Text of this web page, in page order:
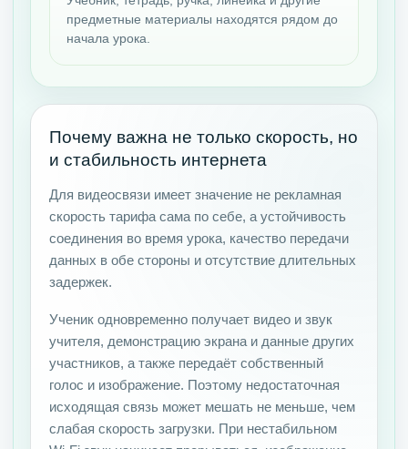
предметные материалы находятся рядом до
начала урока.
Почему важна не только скорость, но
и стабильность интернета
Для видеосвязи имеет значение не рекламная
скорость тарифа сама по себе, а устойчивость
соединения во время урока, качество передачи
данных в обе стороны и отсутствие длительных
задержек.
Ученик одновременно получает видео и звук
учителя, демонстрацию экрана и данные других
участников, а также передаёт собственный
голос и изображение. Поэтому недостаточная
исходящая связь может мешать не меньше, чем
слабая скорость загрузки. При нестабильном